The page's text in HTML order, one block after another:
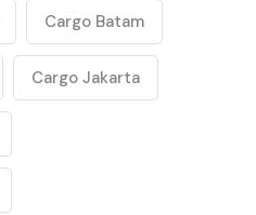
Cargo Batam
Cargo Jakarta